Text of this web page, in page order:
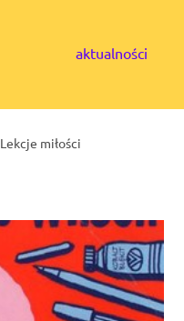
aktualności
Lekcje miłości